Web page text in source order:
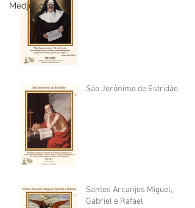
Medjugorje
São Jerônimo de Estridão
Santos Arcanjos Miguel,
Gabriel e Rafael